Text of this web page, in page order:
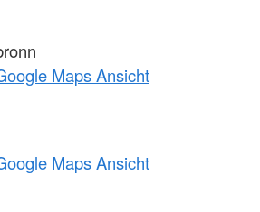
Maps Ansicht
Maps Ansicht